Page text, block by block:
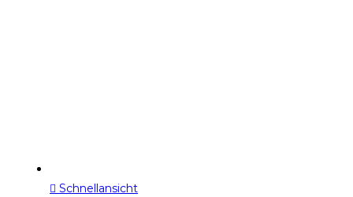
Schnellansicht